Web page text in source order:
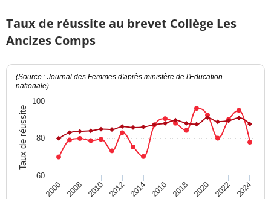
Taux de réussite au brevet Collège Les
Ancizes Comps
Taux de réussite
(Source : Journal des Femmes d'après ministère de l'Education
nationale)
2006 2008 2010 2012 2014 2016 2018 2020 2022 2024
60
80
100